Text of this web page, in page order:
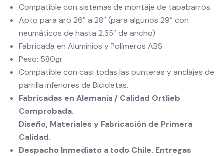
Compatible con sistemas de montaje de tapabarros.
Apto para aro 26″ a 28″ (para algunos 29″ con
neumáticos de hasta 2.35″ de ancho)
Fabricada en Aluminios y Polímeros ABS.
Peso: 580gr.
Compatible con casi todas las punteras y anclajes de
parrilla inferiores de Bicicletas.
Fabricadas en Alemania / Calidad Ortlieb
Comprobada.
Diseño, Materiales y Fabricación de Primera
Calidad.
Despacho Inmediato a todo Chile. Entregas